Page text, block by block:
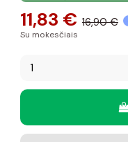
11,83 € 16,90 €
Su mokesčiais